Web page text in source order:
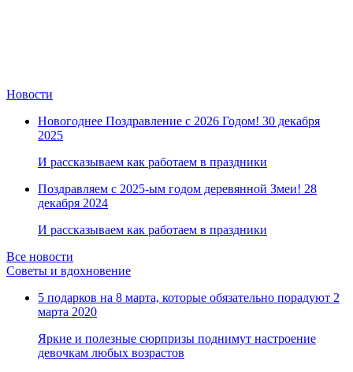
Новости
Новогоднее Поздравление с 2026 Годом! 30 декабря
2025
И рассказываем как работаем в праздники
Поздравляем с 2025-ым годом деревянной Змеи! 28
декабря 2024
И рассказываем как работаем в праздники
Все новости
Советы и вдохновение
5 подарков на 8 марта, которые обязательно порадуют 2
марта 2020
Яркие и полезные сюрпризы поднимут настроение
девочкам любых возрастов